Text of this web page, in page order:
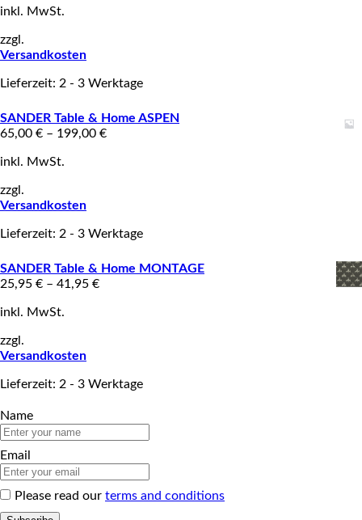
inkl. MwSt.
zzgl.
Versandkosten
Lieferzeit: 2 - 3 Werktage
SANDER Table & Home ASPEN
65,00 € – 199,00 €
inkl. MwSt.
zzgl.
Versandkosten
Lieferzeit: 2 - 3 Werktage
SANDER Table & Home MONTAGE
25,95 € – 41,95 €
inkl. MwSt.
zzgl.
Versandkosten
Lieferzeit: 2 - 3 Werktage
Name
Email
Please read our terms and conditions